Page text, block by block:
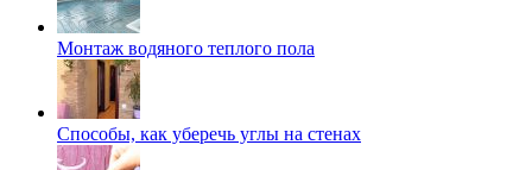
Монтаж водяного теплого пола
Способы, как уберечь углы на стенах